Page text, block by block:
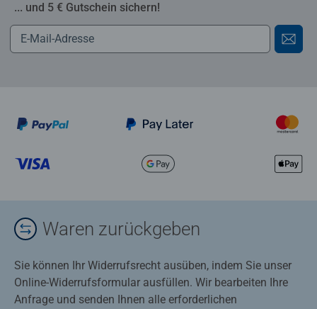
... und 5 € Gutschein sichern!
Waren zurückgeben
Sie können Ihr Widerrufsrecht ausüben, indem Sie unser
Online-Widerrufsformular ausfüllen. Wir bearbeiten Ihre
Anfrage und senden Ihnen alle erforderlichen